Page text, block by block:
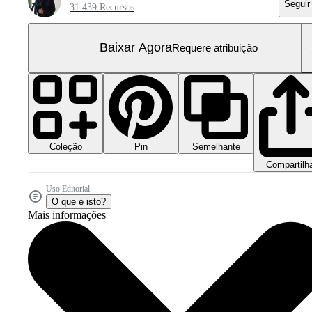
31.439 Recursos Seguir
Baixar AgoraRequere atribuição
Coleção Pin
Semelhante
Uso Editorial
O que é isto?
Mais informações